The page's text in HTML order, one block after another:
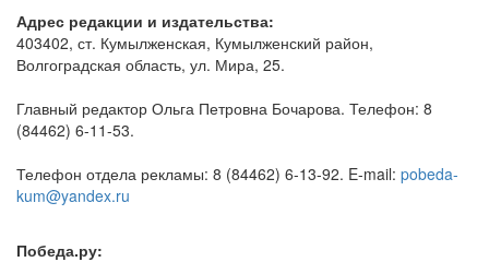
Адрес редакции и издательства:
403402, ст. Кумылженская, Кумылженский район,
Волгоградская область, ул. Мира, 25.
Главный редактор Ольга Петровна Бочарова. Телефон: 8
(84462) 6-11-53.
Телефон отдела рекламы: 8 (84462) 6-13-92. E-mail: pobeda-
kum@yandex.ru
Победа.ру: